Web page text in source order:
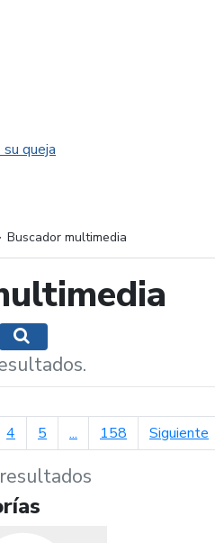
queja
Buscador multimedia
Mostrar opciones de búsqueda
4 5 ... 158 Siguiente